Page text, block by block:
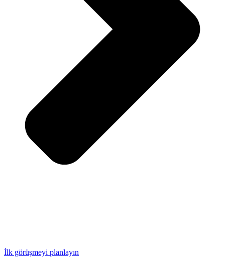
İlk görüşmeyi planlayın